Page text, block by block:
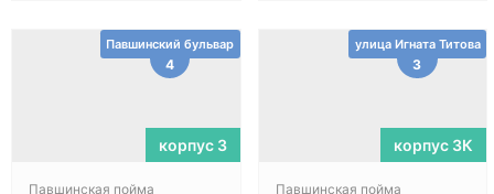
Павшинский бульвар
4
корпус 3
Павшинская пойма
улица Игната Титова
3
корпус 3К
Павшинская пойма